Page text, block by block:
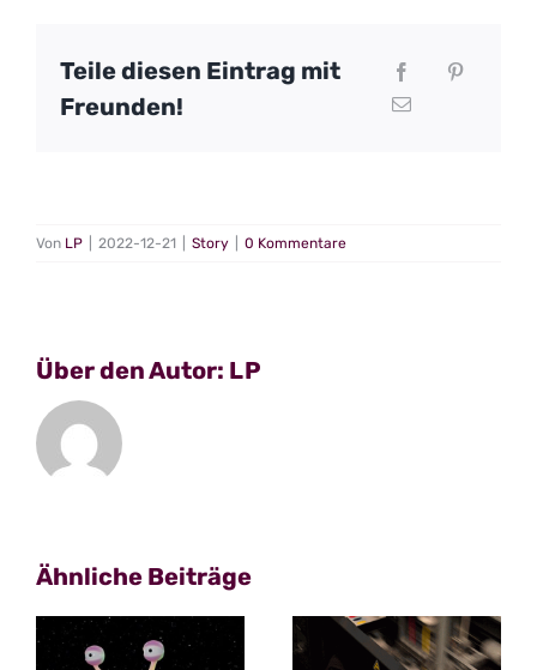
Teile diesen Eintrag mit
Freunden!
Von LP 2022-12-21 Story 0 Kommentare
Über den Autor: LP
Ähnliche Beiträge